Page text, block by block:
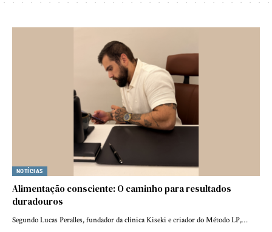
NOTÍCIAS
Alimentação consciente: O caminho para resultados
duradouros
Segundo Lucas Peralles, fundador da clínica Kiseki e criador do Método LP,…